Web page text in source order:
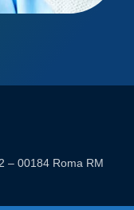
– 00184 Roma RM